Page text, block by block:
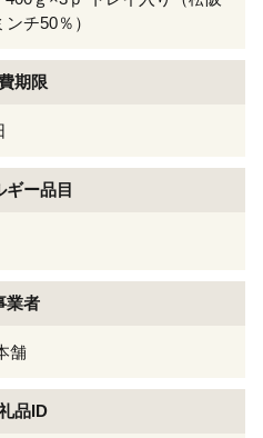
チ50％）
期限
ギー品目
業者
舗
品ID